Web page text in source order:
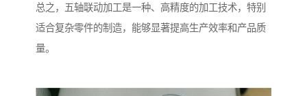
总之，五轴联动加工是一种、高精度的加工技术，特别
适合复杂零件的制造，能够显著提高生产效率和产品质
量。